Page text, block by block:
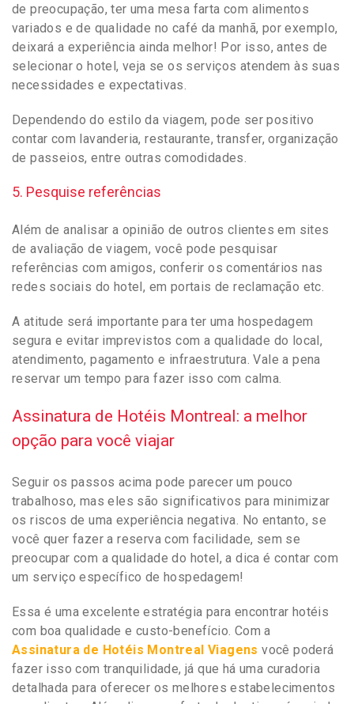
de preocupação, ter uma mesa farta com alimentos
variados e de qualidade no café da manhã, por exemplo,
deixará a experiência ainda melhor! Por isso, antes de
selecionar o hotel, veja se os serviços atendem às suas
necessidades e expectativas.
Dependendo do estilo da viagem, pode ser positivo
contar com lavanderia, restaurante, transfer, organização
de passeios, entre outras comodidades.
5. Pesquise referências
Além de analisar a opinião de outros clientes em sites
de avaliação de viagem, você pode pesquisar
referências com amigos, conferir os comentários nas
redes sociais do hotel, em portais de reclamação etc.
A atitude será importante para ter uma hospedagem
segura e evitar imprevistos com a qualidade do local,
atendimento, pagamento e infraestrutura. Vale a pena
reservar um tempo para fazer isso com calma.
Assinatura de Hotéis Montreal: a melhor
opção para você viajar
Seguir os passos acima pode parecer um pouco
trabalhoso, mas eles são significativos para minimizar
os riscos de uma experiência negativa. No entanto, se
você quer fazer a reserva com facilidade, sem se
preocupar com a qualidade do hotel, a dica é contar com
um serviço específico de hospedagem!
Essa é uma excelente estratégia para encontrar hotéis
com boa qualidade e custo-benefício. Com a
Assinatura de Hotéis Montreal Viagens você poderá
fazer isso com tranquilidade, já que há uma curadoria
detalhada para oferecer os melhores estabelecimentos